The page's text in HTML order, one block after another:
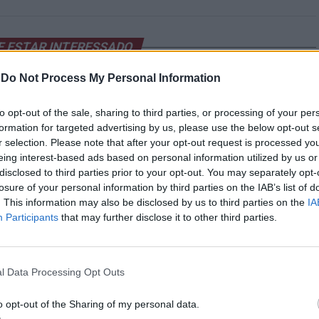
Do Not Process My Personal Information
opt-out of the sale, sharing to third parties, or processing of your
for targeted advertising by us, please use the below opt-out
selection. Please note that after your opt-out request is processed
interest-based ads based on personal information utilized by us
to third parties prior to your opt-out. You may separately
of your personal information by third parties on the IAB’s list of
This information may also be disclosed by us to third parties on the
Participants that may further disclose it to other third parties.
Data Processing Opt Outs
opt-out of the Sharing of my personal data.
ESTAR INTERESSADO
Ação de fiscalização
Centro Cultural
Theatro Gil Vicente com Espinho: Mais material contrafeito